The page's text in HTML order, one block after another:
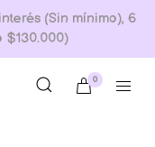
(Sin mínimo), 6
$130.000)
0